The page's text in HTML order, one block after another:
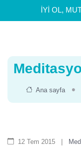
İYİ OL,
Ana sayfa
12 Tem 2015